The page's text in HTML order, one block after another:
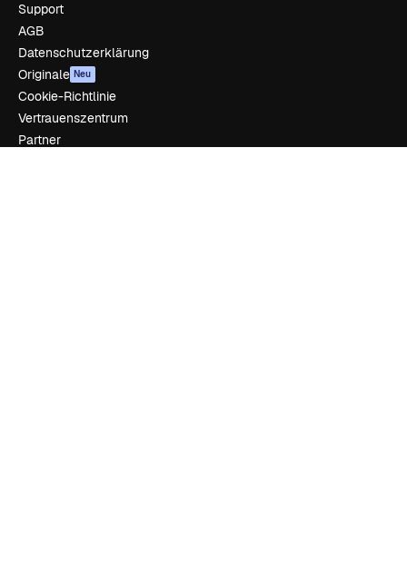
Support
AGB
Datenschutzerklärung
Originale Neu
Cookie-Richtlinie
Vertrauenszentrum
Partner